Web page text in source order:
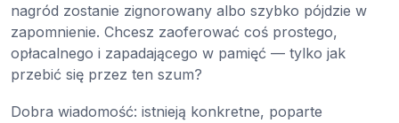
nagród zostanie zignorowany albo szybko pójdzie w
zapomnienie. Chcesz zaoferować coś prostego,
opłacalnego i zapadającego w pamięć — tylko jak
przebić się przez ten szum?
Dobra wiadomość: istnieją konkretne, poparte